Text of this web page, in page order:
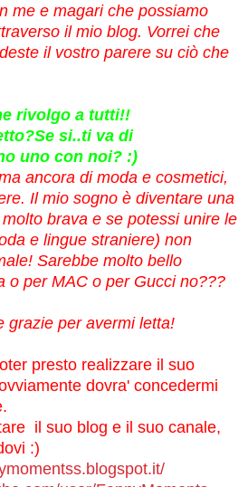
me e magari che possiamo
il mio blog. Vorrei che
il vostro parere su ciò che
rivolgo a tutti!!
si..ti va di
uno con noi? :)
ancora di moda e cosmetici,
Il mio sogno è diventare una
brava e se potessi unire le
e lingue straniere) non
Sarebbe molto bello
o per MAC o per Gucci no???
grazie per avermi letta!
presto realizzare il suo
dovra' concedermi
il suo blog e il suo canale,
:)